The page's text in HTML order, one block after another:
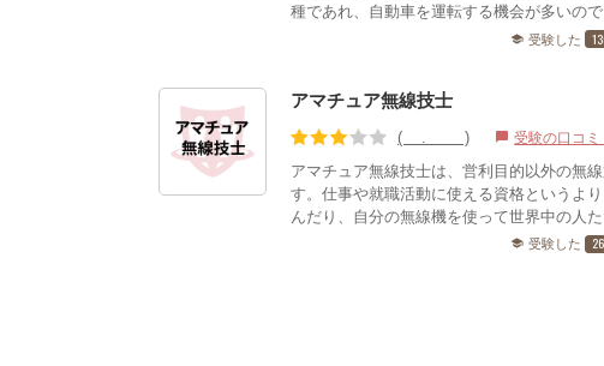
種であれ、自動車を運転する機会が多いの
school 受験した
アマチュア無線技士
(3.22) chat_bubble 受験の口コ
アマチュア無線技士は、営利目的以外の無
す。仕事や就職活動に使える資格というよ
んだり、自分の無線機を使って世界中の人
school 受験した